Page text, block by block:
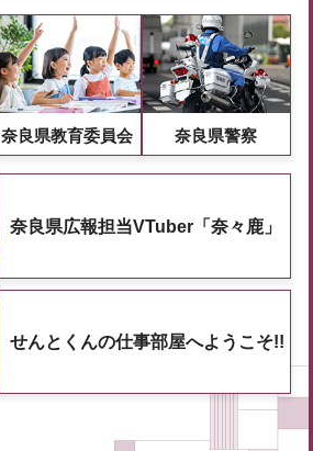
奈良県教育委員会 奈良県警察
奈良県広報担当VTuber「奈々鹿」
せんとくんの仕事部屋へようこそ!!